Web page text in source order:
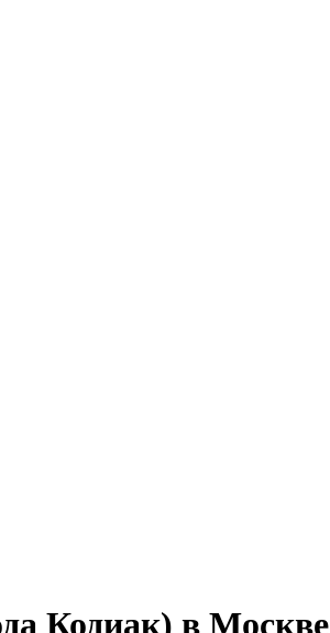
Кодиак) в Москве